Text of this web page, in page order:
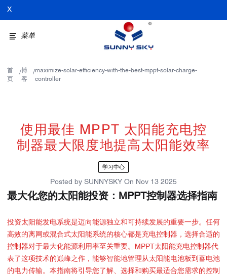
X
菜单
首
页
/博
客
/maximize-solar-efficiency-with-the-best-mppt-solar-charge-
controller
使用最佳 MPPT 太阳能充电控
制器最大限度地提高太阳能效率
学习中心
Posted by SUNNYSKY On Nov 13 2025
最大化您的太阳能投资：MPPT控制器选择指南
投资太阳能发电系统是迈向能源独立和可持续发展的重要一步。任何
高效的离网或混合式太阳能系统的核心都是充电控制器，选择合适的
控制器对于最大化能源利用率至关重要。MPPT太阳能充电控制器代
表了这项技术的巅峰之作，能够智能地管理从太阳能电池板到蓄电池
的电力传输。本指南将引导您了解、选择和购买最适合您需求的控制